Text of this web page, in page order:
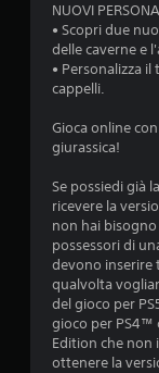
NUOVI
• Scopri due
delle caverne e
• Personalizza
cappelli.
Gioca online
giurassica!
Se possiedi già
ricevere la
non hai
possessori di
devono inserire
qualvolta
del gioco per
gioco per PS4™
Edition che
ottenere la